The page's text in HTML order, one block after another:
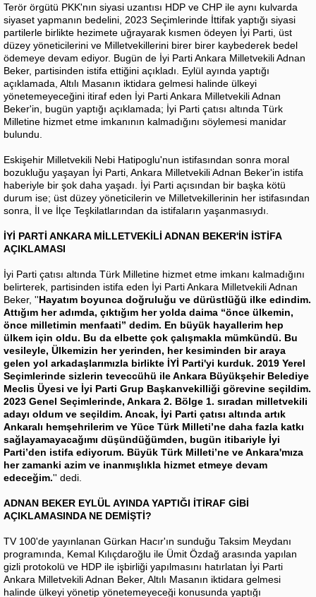
Terör örgütü PKK'nın siyasi uzantısı HDP ve CHP ile aynı kulvarda
siyaset yapmanın bedelini, 2023 Seçimlerinde İttifak yaptığı siyasi
partilerle birlikte hezimete uğrayarak kısmen ödeyen İyi Parti, üst
düzey yöneticilerini ve Milletvekillerini birer birer kaybederek bedel
ödemeye devam ediyor. Bugün de İyi Parti Ankara Milletvekili Adnan
Beker, partisinden istifa ettiğini açıkladı. Eylül ayında yaptığı
açıklamada, Altılı Masanın iktidara gelmesi halinde ülkeyi
yönetemeyeceğini itiraf eden İyi Parti Ankara Milletvekili Adnan
Beker'in, bugün yaptığı açıklamada; İyi Parti çatısı altında Türk
Milletine hizmet etme imkanının kalmadığını söylemesi manidar
bulundu.
Eskişehir Milletvekili Nebi Hatipoglu'nun istifasından sonra moral
bozukluğu yaşayan İyi Parti, Ankara Milletvekili Adnan Beker'in istifa
haberiyle bir şok daha yaşadı. İyi Parti açısından bir başka kötü
durum ise; üst düzey yöneticilerin ve Milletvekillerinin her istifasından
sonra, İl ve İlçe Teşkilatlarından da istifaların yaşanmasıydı.
İYİ PARTİ ANKARA MİLLETVEKİLİ ADNAN BEKER'İN İSTİFA
AÇIKLAMASI
İyi Parti çatısı altında Türk Milletine hizmet etme imkanı kalmadığını
belirterek, partisinden istifa eden İyi Parti Ankara Milletvekili Adnan
Beker, ''Hayatım boyunca doğruluğu ve dürüstlüğü ilke edindim.
Attığım her adımda, çıktığım her yolda daima “önce ülkemin,
önce milletimin menfaati” dedim. En büyük hayallerim hep
ülkem için oldu. Bu da elbette çok çalışmakla mümkündü. Bu
vesileyle, Ülkemizin her yerinden, her kesiminden bir araya
gelen yol arkadaşlarımızla birlikte İYİ Parti'yi kurduk. 2019 Yerel
Seçimlerinde sizlerin teveccühü ile Ankara Büyükşehir Belediye
Meclis Üyesi ve İyi Parti Grup Başkanvekilliği görevine seçildim.
2023 Genel Seçimlerinde, Ankara 2. Bölge 1. sıradan milletvekili
adayı oldum ve seçildim. Ancak, İyi Parti çatısı altında artık
Ankaralı hemşehrilerim ve Yüce Türk Milleti’ne daha fazla katkı
sağlayamayacağımı düşündüğümden, bugün itibariyle İyi
Parti’den istifa ediyorum. Büyük Türk Milleti’ne ve Ankara'mıza
her zamanki azim ve inanmışlıkla hizmet etmeye devam
edeceğim.'' dedi.
ADNAN BEKER EYLÜL AYINDA YAPTIĞI İTİRAF GİBİ
AÇIKLAMASINDA NE DEMİŞTİ?
TV 100'de yayınlanan Gürkan Hacır'ın sunduğu Taksim Meydanı
programında, Kemal Kılıçdaroğlu ile Ümit Özdağ arasında yapılan
gizli protokolü ve HDP ile işbirliği yapılmasını hatırlatan İyi Parti
Ankara Milletvekili Adnan Beker, Altılı Masanın iktidara gelmesi
halinde ülkeyi yönetip yönetemeyeceği konusunda yaptığı